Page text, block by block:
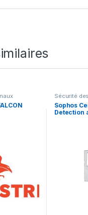
Sécurité
Sophos
Detection